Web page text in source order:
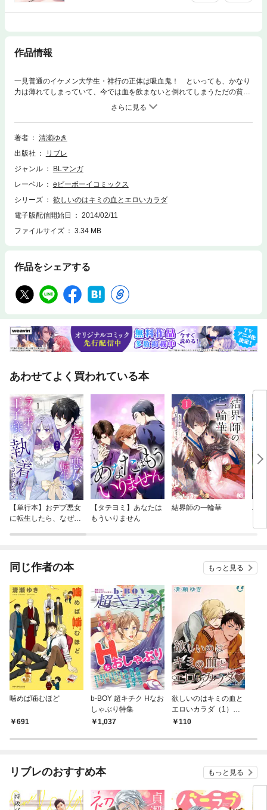
作品情報
一見普通のイケメン大学生・祥行の正体は吸血鬼！ といっても、かなり
力は薄れてしまっていて、今では血を飲まないと倒れてしまうただの貧血
男子。そんな厄介な体質の祥行は、優しくて少し天然な親友＆片想い相手
の暁人につけ込んで、血をもらうついでにHしちゃう関係に。そんな友情
以上恋人未満カラダの関係アリの二人だけど、今回は、風邪をひいた祥行
の看病に来た暁人が、熱に浮かされた祥行に発情しちゃった！ しかも自
ダ」（1）〜（4）は、電子配信中のビーボーイコミックスDX「噛めば噛
むほど」に収録されております。
著者
清瀬ゆき
出版社
リブレ
ジャンル
BLマンガ
レーベル
eビーボーイコミックス
シリーズ
欲しいのはキミの血とエロいカラダ
電子版配信開始日
2014/02/11
ファイルサイズ
3.34 MB
作品をシェアする
あわせてよく買われている本
【単行本】おデブ悪女
に転生したら、なぜか
【タテヨミ】あなたは
もういりません
結界師の一輪華
バ
今
同じ作者の本 もっと見る
噛めば噛むほど
691
b-BOY 超キチク Hなお
しゃぶり特集
1,037
欲しいのはキミの血と
エロいカラダ（1）
吸血鬼の恋わずらい
110
リブレのおすすめ本 もっと見る